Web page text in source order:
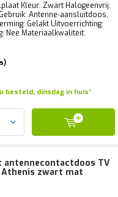
Kleur: Zwart Halogeenvrij:
Antenne-aansluitdoos,
Gelakt Uitvoerrichting:
Nee Materiaalkwaliteit:
besteld, dinsdag in huis*
antennecontactdoos TV
Athenis zwart mat